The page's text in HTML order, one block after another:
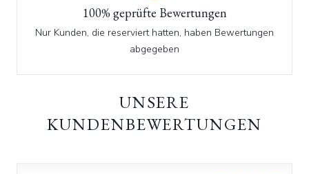
UNSERE
KUNDENBEWERTUNGEN
100% geprüfte Bewertungen
Nur Kunden, die reserviert hatten, haben Bewertungen
abgegeben